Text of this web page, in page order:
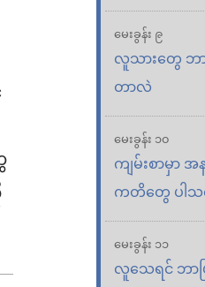
မေးခွန်း ၉
လူသားတွေ ဘာ
တာလဲ
မေးခွန်း ၁၀
ကျမ်းစာမှ
ကတိတွေ ပါ
မေးခွန်း ၁၁
လူသေရင် ဘာ